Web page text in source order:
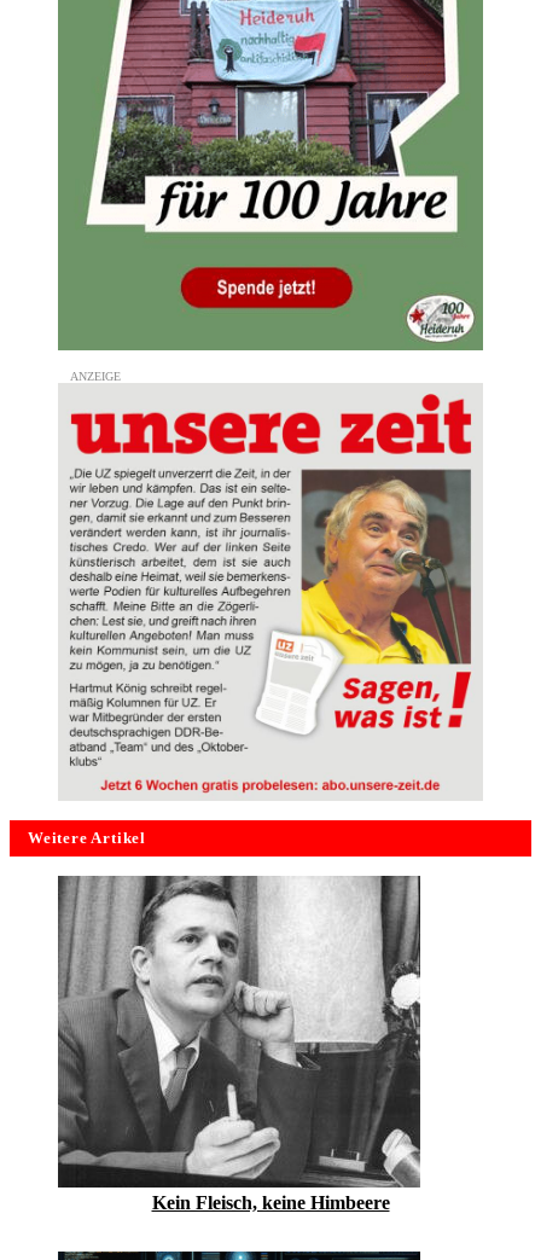
Weitere Artikel
Kein Fleisch, keine Himbeere